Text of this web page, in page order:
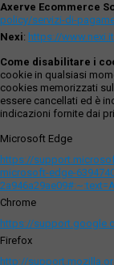
Axerve Ecommerce
policy/servizi-di-
Nexi: https://
Come disabilitare i
cookie in qualsiasi
cookies memorizzati
essere cancellati ed è
indicazioni fornite dai
Microsoft Edge
https://
microsoft-edge-
Chrome
https://
Firefox
http://